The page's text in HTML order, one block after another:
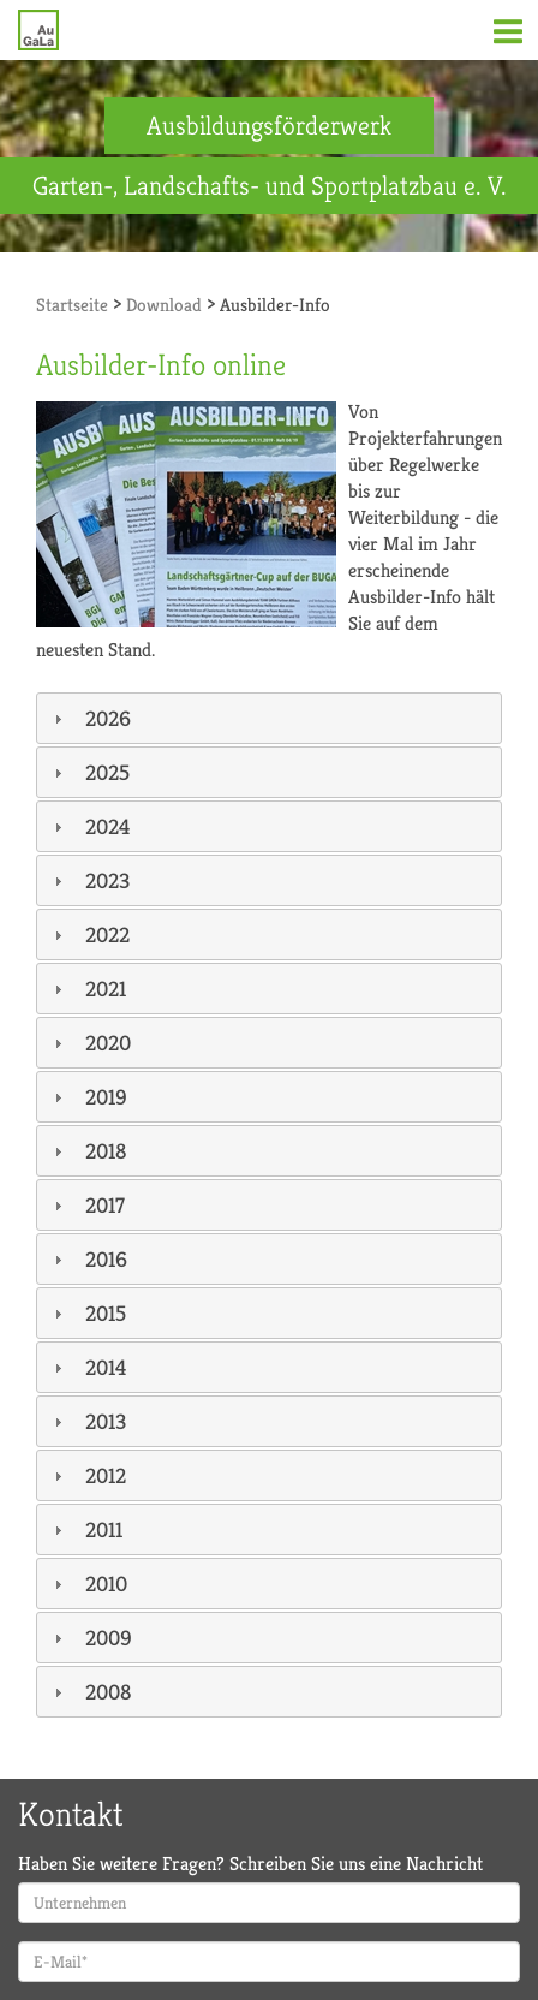
Ausbildungsförderwerk
Garten-, Landschafts- und Sportplatzbau e. V.
Startseite > Download > Ausbilder-Info
Ausbilder-Info online
Von
Projekterfahrungen
über Regelwerke
bis zur
Weiterbildung - die
vier Mal im Jahr
erscheinende
Ausbilder-Info hält
Sie auf dem
neuesten Stand.
2026
2025
2024
2023
2022
2021
2020
2019
2018
2017
2016
2015
2014
2013
2012
2011
2010
2009
2008
Kontakt
Haben Sie weitere Fragen? Schreiben Sie uns eine Nachricht